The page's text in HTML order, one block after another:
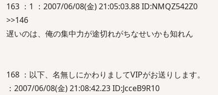
163 ：1 ：2007/06/08(金) 21:05:03.88 ID:NMQZ542Z0
>>146
遅いのは、俺の集中力が途切れがちなせいかも知れん
168 ：以下、名無しにかわりましてVIPがお送りします。
：2007/06/08(金) 21:08:42.23 ID:JcceB9R10